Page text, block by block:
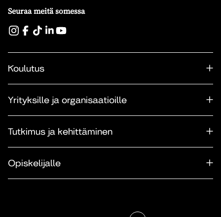
Seuraa meitä somessa
Koulutus
Yrityksille ja organisaatioille
Tutkimus ja kehittäminen
Opiskelijalle